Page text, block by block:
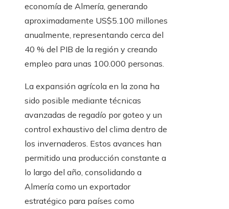
economía de Almería, generando
aproximadamente US$5.100 millones
anualmente, representando cerca del
40 % del PIB de la región y creando
empleo para unas 100.000 personas.
La expansión agrícola en la zona ha
sido posible mediante técnicas
avanzadas de regadío por goteo y un
control exhaustivo del clima dentro de
los invernaderos. Estos avances han
permitido una producción constante a
lo largo del año, consolidando a
Almería como un exportador
estratégico para países como